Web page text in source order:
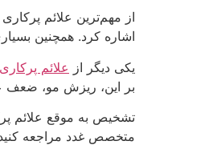
از مهم‌ترین علائم
اشاره کرد. همچنین
یکی دیگر از علائم
بر این، ریزش مو، ضعف
تشخیص به موقع علائم
متخصص غدد مراجعه